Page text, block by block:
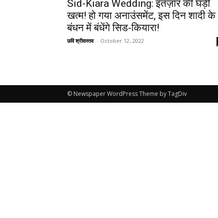
Sid-Kiara Wedding: इंतज़ार की घड़ी
खत्म! हो गया अनाउंसमेंट, इस दिन शादी के
बंधन में बंधेंगे सिड-कियारा!
छवि श्रीवास्तव - October 12, 2022
© Newspaper WordPress Theme by TagDiv